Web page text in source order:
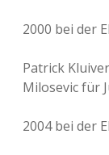
2000 bei der
Patrick
Milosevic für
2004 bei der